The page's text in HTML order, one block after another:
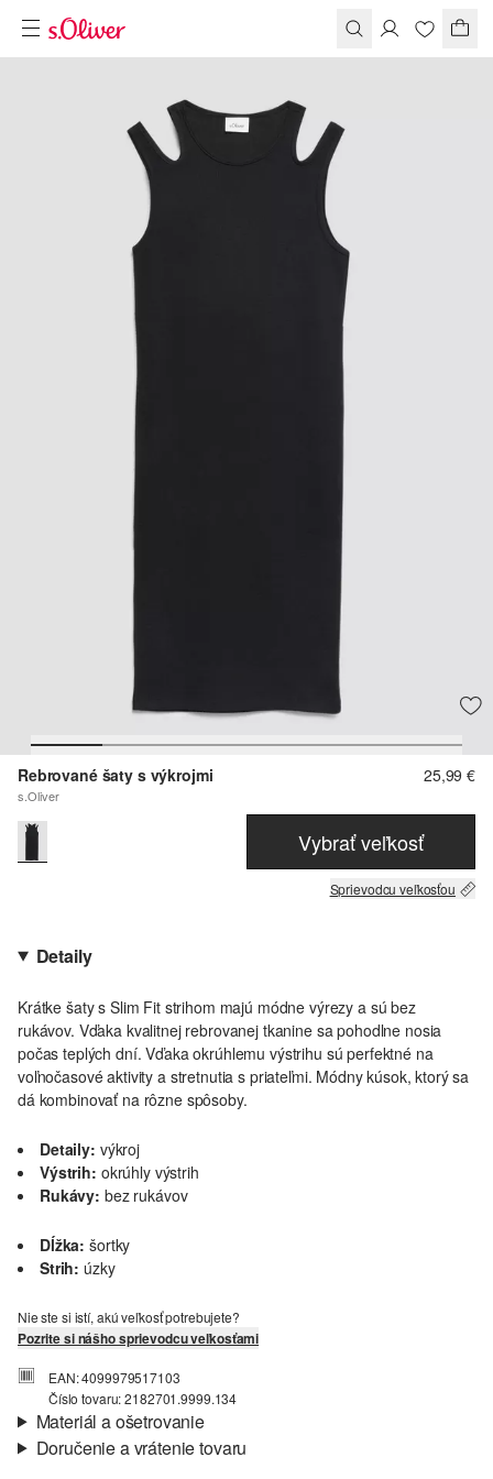
Rebrované šaty s výkrojmi
s.Oliver
25,99 €
Vybrať veľkosť
Sprievodcu veľkosťou
Detaily
Krátke šaty s Slim Fit strihom majú módne výrezy a sú bez
rukávov. Vďaka kvalitnej rebrovanej tkanine sa pohodlne nosia
počas teplých dní. Vďaka okrúhlemu výstrihu sú perfektné na
voľnočasové aktivity a stretnutia s priateľmi. Módny kúsok, ktorý sa
dá kombinovať na rôzne spôsoby.
Detaily: výkroj
Výstrih: okrúhly výstrih
Rukávy: bez rukávov
Dĺžka: šortky
Strih: úzky
Nie ste si istí, akú veľkosť potrebujete?
Pozrite si nášho sprievodcu veľkosťami
EAN: 4099979517103
Číslo tovaru: 2182701.9999.134
Materiál a ošetrovanie
Doručenie a vrátenie tovaru